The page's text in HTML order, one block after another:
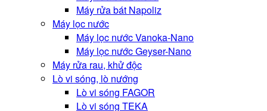
Máy rửa bát Napoliz
Máy lọc nước
Máy lọc nước Vanoka-Nano
Máy lọc nước Geyser-Nano
Máy rửa rau, khử độc
Lò vi sóng, lò nướng
Lò vi sóng FAGOR
Lò vi sóng TEKA